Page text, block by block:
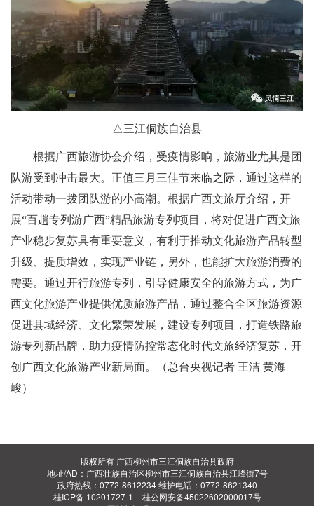
△三江侗族自治县
根据广西旅游协会介绍，受疫情影响，旅游业尤其是团
队游受到冲击最大。正值三月三佳节来临之际，通过这样的
活动带动一拨团队游的小高潮。根据广西文旅厅介绍，开
展“百趟专列游广西”精品旅游专列项目，将对促进广西文旅
产业稳步复苏具有重要意义，有利于推动文化旅游产品转型
升级、提质增效，实现产业链，另外，也能扩大旅游消费的
需要。通过开行旅游专列，引导健康安全的旅游方式，为广
西文化旅游产业提供优质旅游产品，通过整合全区旅游资源
促进县域经济、文化繁荣发展，建设专列项目，打造铁路旅
游专列新品牌，助力疫情防控常态化时代文旅经济复苏，开
创广西文化旅游产业新局面。
（总台央视记者 王洁 黄海
峻）
版权所有 广西柳州市三江侗族自治县政府
地址/AD：广西壮族自治区柳州市三江侗族自治县江峰街7号
政府热线：0772-8612234 维护电话：0772-8621340
桂ICP备 10201727-1
桂公网安备45022602000017号